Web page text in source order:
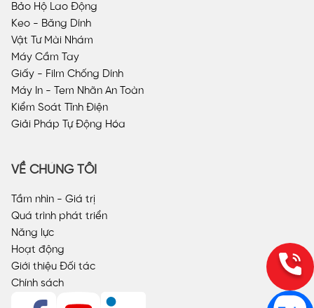
Bảo Hộ Lao Động
Keo - Băng Dính
Vật Tư Mài Nhám
Máy Cầm Tay
Giấy - Film Chống Dính
Máy In - Tem Nhãn An Toàn
Kiểm Soát Tĩnh Điện
Giải Pháp Tự Động Hóa
VỀ CHÚNG TÔI
Tầm nhìn - Giá trị
Quá trình phát triển
Năng lực
Hoạt động
Giới thiệu Đối tác
Chính sách